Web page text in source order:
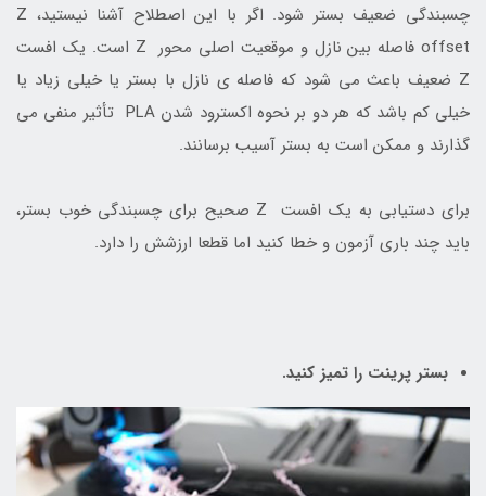
چسبندگی ضعیف بستر شود. اگر با این اصطلاح آشنا نیستید، Z
offset فاصله بین نازل و موقعیت اصلی محور Z است. یک افست
Z ضعیف باعث می شود که فاصله ی نازل با بستر یا خیلی زیاد یا
خیلی کم باشد که هر دو بر نحوه اکسترود شدن PLA تأثیر منفی می
گذارند و ممکن است به بستر آسیب برسانند.
برای دستیابی به یک افست Z صحیح برای چسبندگی خوب بستر،
باید چند باری آزمون و خطا کنید اما قطعا ارزشش را دارد.
بستر پرینت را تمیز کنید.